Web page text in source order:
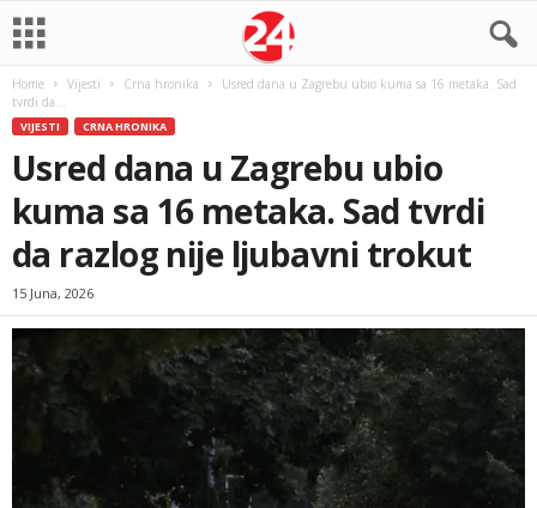
Home Vijesti Crna hronika
Usred dana u Zagrebu ubio kuma sa 16 metaka. Sad
tvrdi da...
VIJESTI CRNA HRONIKA
Usred dana u Zagrebu ubio
kuma sa 16 metaka. Sad tvrdi
da razlog nije ljubavni trokut
15 Juna, 2026